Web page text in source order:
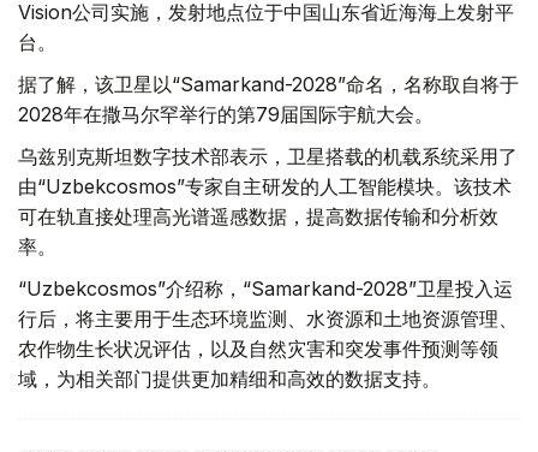
Vision公司实施，发射地点位于中国山东省近海海上发射平
台。
据了解，该卫星以“Samarkand-2028”命名，名称取自将于
2028年在撒马尔罕举行的第79届国际宇航大会。
乌兹别克斯坦数字技术部表示，卫星搭载的机载系统采用了
由“Uzbekcosmos”专家自主研发的人工智能模块。该技术
可在轨直接处理高光谱遥感数据，提高数据传输和分析效
率。
“Uzbekcosmos”介绍称，“Samarkand-2028”卫星投入运
行后，将主要用于生态环境监测、水资源和土地资源管理、
农作物生长状况评估，以及自然灾害和突发事件预测等领
域，为相关部门提供更加精细和高效的数据支持。